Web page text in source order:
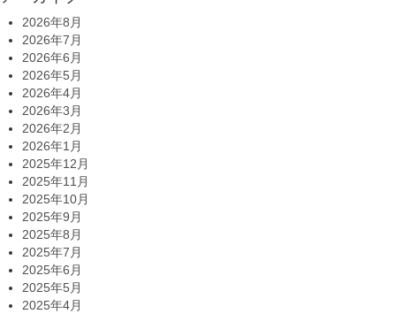
2026年8月
2026年7月
2026年6月
2026年5月
2026年4月
2026年3月
2026年2月
2026年1月
2025年12月
2025年11月
2025年10月
2025年9月
2025年8月
2025年7月
2025年6月
2025年5月
2025年4月